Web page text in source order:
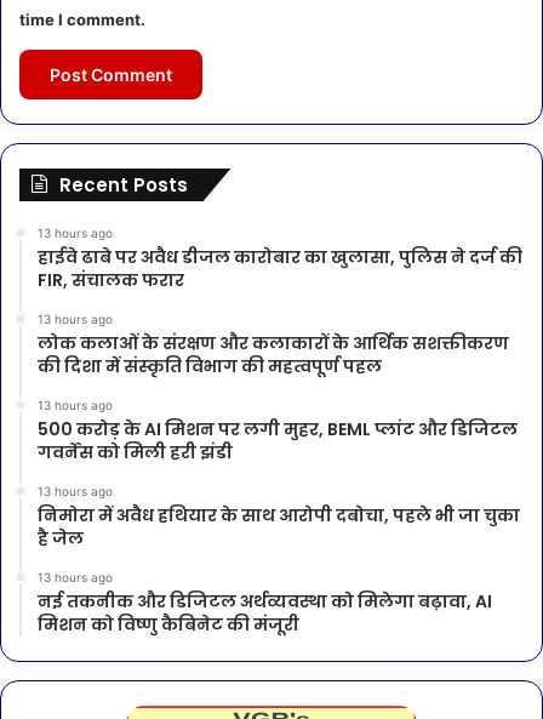
time I comment.
Recent Posts
13 hours ago
हाईवे ढाबे पर अवैध डीजल कारोबार का खुलासा, पुलिस ने दर्ज की
FIR, संचालक फरार
13 hours ago
लोक कलाओं के संरक्षण और कलाकारों के आर्थिक सशक्तीकरण
की दिशा में संस्कृति विभाग की महत्वपूर्ण पहल
13 hours ago
500 करोड़ के AI मिशन पर लगी मुहर, BEML प्लांट और डिजिटल
गवर्नेंस को मिली हरी झंडी
13 hours ago
निमोरा में अवैध हथियार के साथ आरोपी दबोचा, पहले भी जा चुका
है जेल
13 hours ago
नई तकनीक और डिजिटल अर्थव्यवस्था को मिलेगा बढ़ावा, AI
मिशन को विष्णु कैबिनेट की मंजूरी